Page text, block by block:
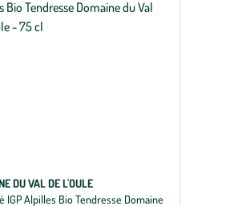
DU VAL DE L'OULE
IGP Alpilles Bio Tendresse Domaine